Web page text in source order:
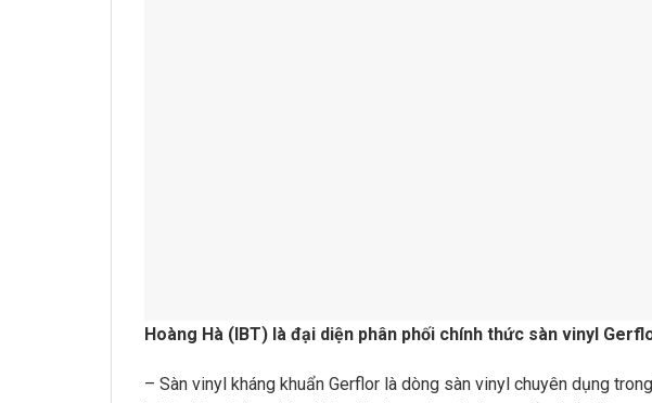
Hoàng Hà (IBT) là đại diện phân phối chính thức sàn vinyl
– Sàn vinyl kháng khuẩn Gerflor là dòng sàn vinyl chuyên dụng